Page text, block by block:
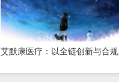
艾默康医疗：以全链创新与合规
深耕，赋能医疗健康高质量发展